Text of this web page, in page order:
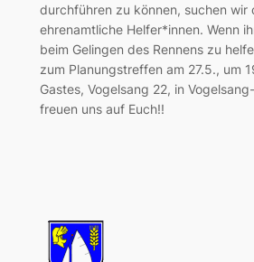
durchführen zu können, suchen wir
ehrenamtliche Helfer*innen. Wenn
beim Gelingen des Rennens zu
zum Planungstreffen am 27.5., um
Gastes, Vogelsang 22, in
freuen uns auf Euch!!